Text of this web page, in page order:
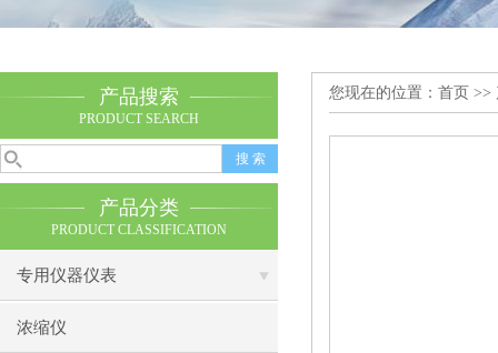
产品搜索
PRODUCT SEARCH
产品分类
PRODUCT CLASSIFICATION
专用仪器仪表
浓缩仪
您现在的位置： 首页 >>